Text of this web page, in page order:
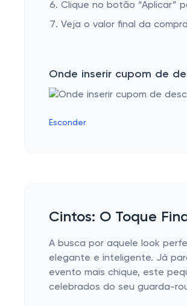
Clique no botão “Aplicar”
Veja o valor final da
Onde inserir cupom de
Esconder
Cintos: O Toque
A busca por aquele look
elegante e inteligente. Já
evento mais chique, este
celebrados do seu guarda-